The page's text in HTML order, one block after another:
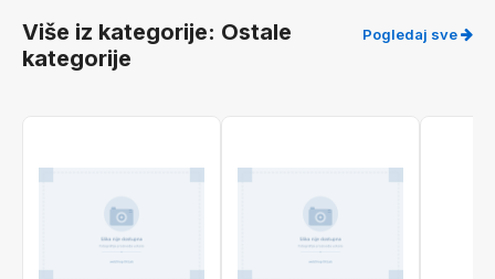
Više iz kategorije: Ostale
kategorije
Pogledaj sve